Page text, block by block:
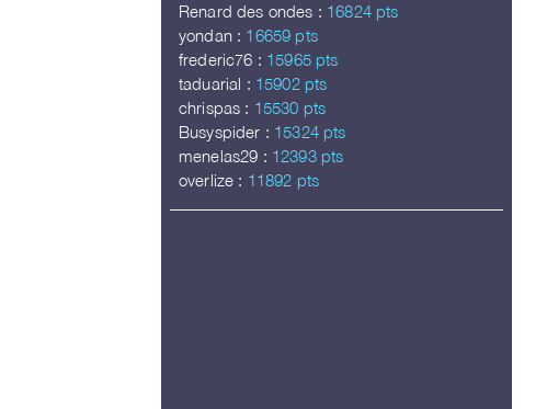
Renard des ondes : 16824 pts
yondan : 16659 pts
frederic76 : 15965 pts
taduarial : 15902 pts
chrispas : 15530 pts
Busyspider : 15324 pts
menelas29 : 12393 pts
overlize : 11892 pts